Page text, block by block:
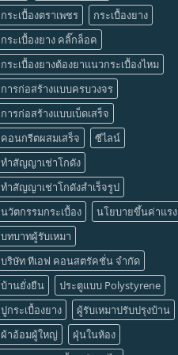
กระเบื้องตราเพชร
กระเบื้องยาง
กระเบื้องยาง คลิ๊กล็อค
กระเบื้องยางต้องยาแนวกระเบื้องไหม
การก่อสร้างแบบครบวงจร
การก่อสร้างแบบเบ็ดเสร็จ
คอนกรีตผสมเสร็จ
ซีไลน์
ทำสัญญาเช่าโกดัง
ทำสัญญาเช่าโกดังสำเร็จรูป
นวัตกรรมกระเบื้อง
นโยบายขึ้นค่าแรง
บทบาทผู้รับเหมา
บริษัท ทีเอฟ คอนสตรัคชั่น จำกัด
บ้านยั่งยืน
ประตูแบบ Polystyrene
ปูกระเบื้องยาง
ผู้รับเหมาปรับปรุงบ้าน
ผ้าอ้อมผู้ใหญ่
ฝุ่นในห้อง